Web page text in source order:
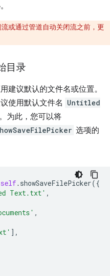
流或通过管道自动关闭流之前，更
目录
建议默认的文件名或位置。
使用默认文件名 Untitled
。为此，您可以将
选项的
self. showSaveFilePicker({
Text.txt' ,
,
],